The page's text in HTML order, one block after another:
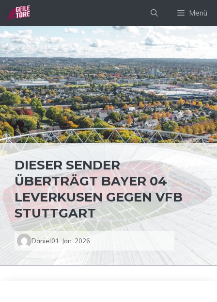
Zum
Inhalt
springen
Menü
DIESER SENDER
ÜBERTRÄGT BAYER 04
LEVERKUSEN GEGEN VFB
STUTTGART
Daniel01. Jan. 2026